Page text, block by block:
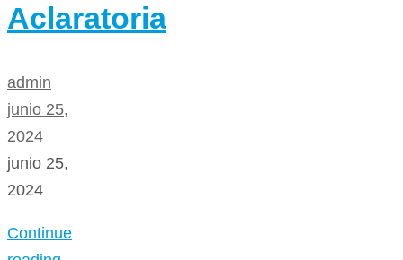
Aclaratoria
admin
junio 25,
2024
junio 25,
2024
Continue